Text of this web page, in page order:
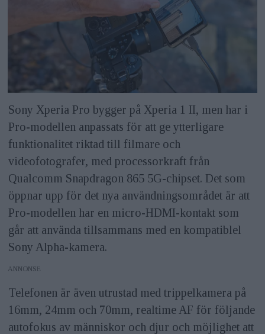
Sony Xperia Pro bygger på Xperia 1 II, men har i
Pro-modellen anpassats för att ge ytterligare
funktionalitet riktad till filmare och
videofotografer, med processorkraft från
Qualcomm Snapdragon 865 5G-chipset. Det som
öppnar upp för det nya användningsområdet är att
Pro-modellen har en micro-HDMI-kontakt som
går att använda tillsammans med en kompatiblel
Sony Alpha-kamera.
ANNONS
Telefonen är även utrustad med trippelkamera på
16mm, 24mm och 70mm, realtime AF för följande
autofokus av människor och djur och möjlighet att